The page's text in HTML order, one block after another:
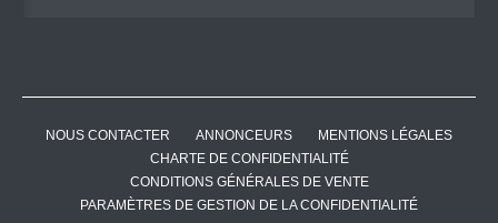
NOUS CONTACTER ANNONCEURS
MENTIONS LÉGALES
CHARTE DE CONFIDENTIALITÉ
CONDITIONS GÉNÉRALES DE VENTE
PARAMÈTRES DE GESTION DE LA CONFIDENTIALITÉ